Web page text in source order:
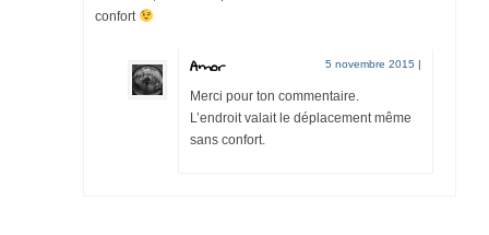
confort
Amor 5 novembre 2015 |
Merci pour ton commentaire.
L’endroit valait le déplacement même
sans confort.